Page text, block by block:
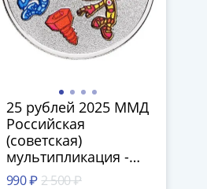
25 рублей 2025 ММД
Российская
(советская)
мультипликация -
мультфильм
990 ₽ 2 500 ₽